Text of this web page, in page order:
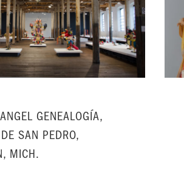
GENEALOGÍA,
SAN PEDRO,
MICH.